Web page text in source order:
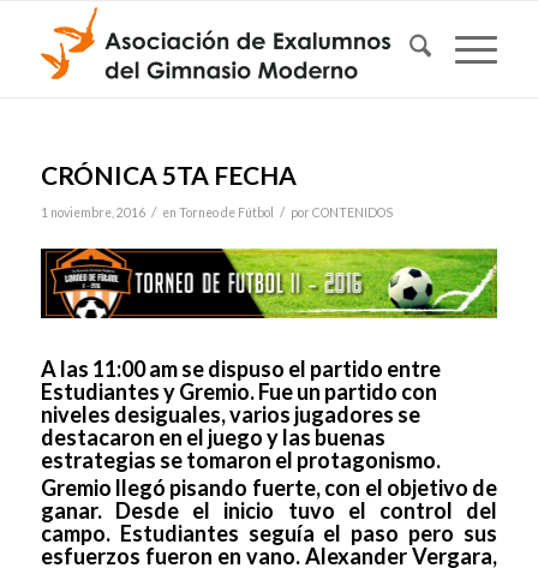
CRÓNICA 5TA FECHA
1 noviembre, 2016 / en Torneo de Fútbol / por CONTENIDOS
A las 11:00 am se dispuso el partido entre
Estudiantes y Gremio. Fue un partido con
niveles desiguales, varios jugadores se
destacaron en el juego y las buenas
estrategias se tomaron el protagonismo.
Gremio llegó pisando fuerte, con el objetivo de
ganar. Desde el inicio tuvo el control del
campo. Estudiantes seguía el paso pero sus
esfuerzos fueron en vano. Alexander Vergara,